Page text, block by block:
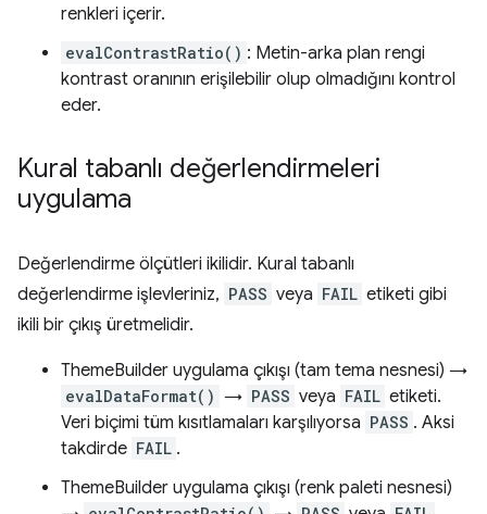
renkleri içerir.
evalContrastRatio() : Metin-arka plan rengi
kontrast oranının erişilebilir olup olmadığını kontrol
eder.
Kural tabanlı değerlendirmeleri
uygulama
Değerlendirme ölçütleri ikilidir. Kural tabanlı
değerlendirme işlevleriniz, PASS veya FAIL etiketi gibi
ikili bir çıkış üretmelidir.
ThemeBuilder uygulama çıkışı (tam tema nesnesi) →
evalDataFormat() → PASS veya FAIL etiketi.
Veri biçimi tüm kısıtlamaları karşılıyorsa PASS . Aksi
takdirde FAIL .
ThemeBuilder uygulama çıkışı (renk paleti nesnesi)